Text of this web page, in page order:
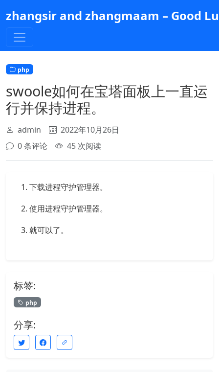
到
主
内
容
zhangsir and zhangmaam – Good
php
swoole如何在宝塔面板上一直运
行并保持进程。
admin
2022年10月26日
0 条评论
45 次阅读
下载进程守护管理器。
使用进程守护管理器。
就可以了。
标签:
php
分享: